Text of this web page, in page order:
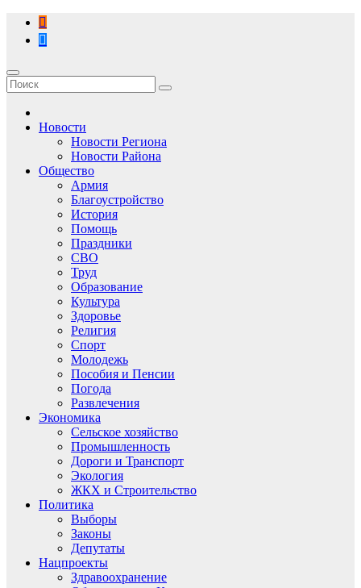
Перейти
содержимому
Новости
Новости Региона
Новости Района
Общество
Армия
Благоустройство
История
Помощь
Праздники
СВО
Труд
Образование
Культура
Здоровье
Религия
Спорт
Молодежь
Пособия и Пенсии
Погода
Развлечения
Экономика
Сельское хозяйство
Промышленность
Дороги и Транспорт
Экология
ЖКХ и Строительство
Политика
Выборы
Законы
Депутаты
Нацпроекты
Здравоохранение